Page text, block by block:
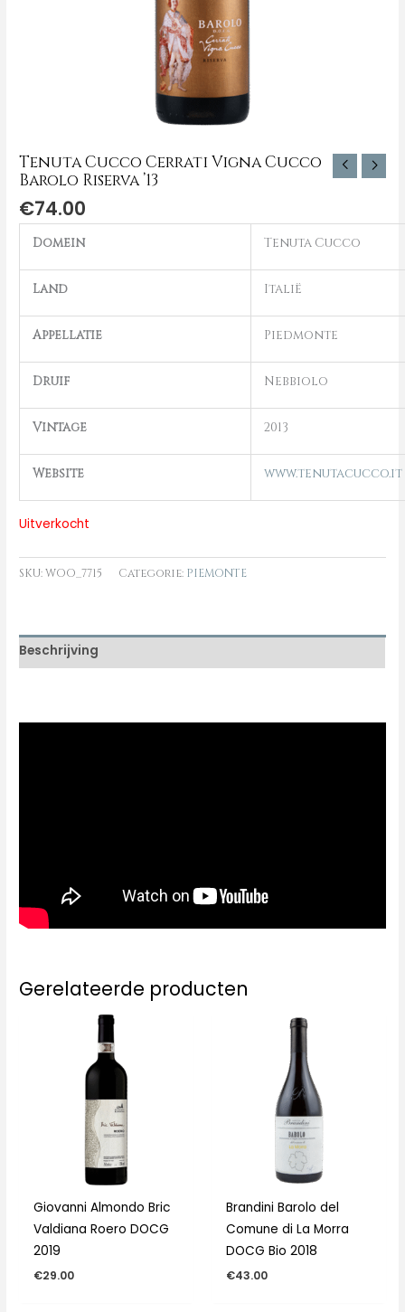
Tenuta Cucco Cerrati Vigna Cucco
Barolo Riserva ’13
€74.00
Domein Tenuta Cucco
Land Italië
Appellatie Piedmonte
Druif Nebbiolo
Vintage 2013
Website www.tenutacucco.it
Uitverkocht
SKU:WOO_7715 Categorie: PIEMONTE
Beschrijving
Gerelateerde producten
Giovanni Almondo Bric
Valdiana Roero DOCG
2019
€29.00
Brandini Barolo del
Comune di La Morra
DOCG Bio 2018
€43.00